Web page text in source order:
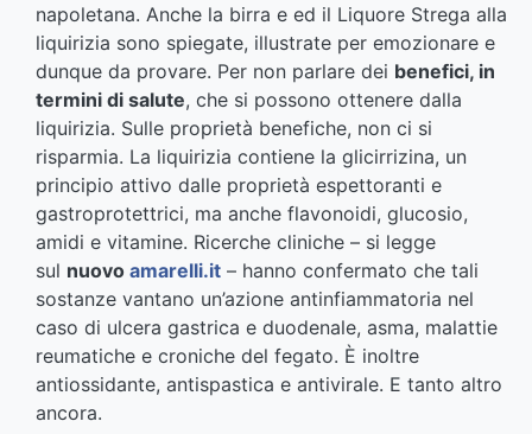
napoletana. Anche la birra e ed il Liquore Strega alla
liquirizia sono spiegate, illustrate per emozionare e
dunque da provare. Per non parlare dei benefici, in
termini di salute, che si possono ottenere dalla
liquirizia. Sulle proprietà benefiche, non ci si
risparmia. La liquirizia contiene la glicirrizina, un
principio attivo dalle proprietà espettoranti e
gastroprotettrici, ma anche flavonoidi, glucosio,
amidi e vitamine. Ricerche cliniche – si legge
sul nuovo amarelli.it – hanno confermato che tali
sostanze vantano un’azione antinfiammatoria nel
caso di ulcera gastrica e duodenale, asma, malattie
reumatiche e croniche del fegato. È inoltre
antiossidante, antispastica e antivirale. E tanto altro
ancora.